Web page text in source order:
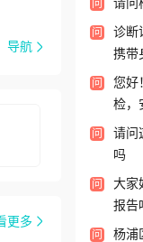
管理
地百
中
导航
更多
问 请问
问
诊断
携带
问
您好
检，
问
请问
吗
问
大家
报告
问
杨浦